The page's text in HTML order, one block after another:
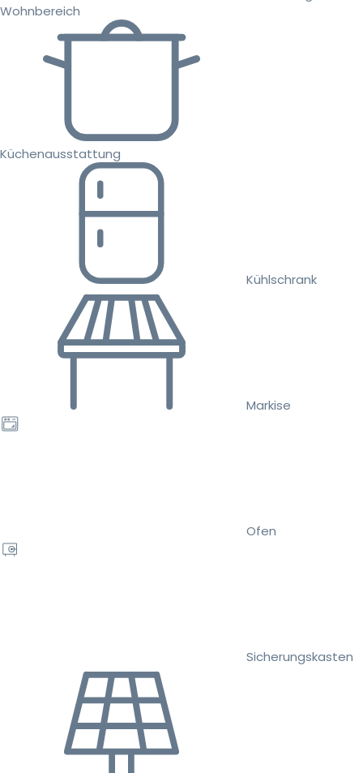
Wohnbereich
Küchenausstattung
Kühlschrank
Markise
Ofen
Sicherungskasten